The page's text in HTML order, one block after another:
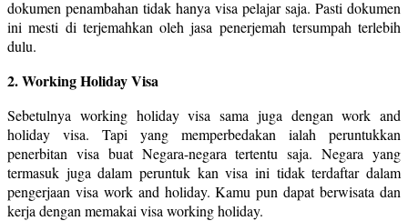
dokumen penambahan tidak hanya visa pelajar saja. Pasti dokumen
ini mesti di terjemahkan oleh jasa penerjemah tersumpah terlebih
dulu.
2. Working Holiday Visa
Sebetulnya working holiday visa sama juga dengan work and
holiday visa. Tapi yang memperbedakan ialah peruntukkan
penerbitan visa buat Negara-negara tertentu saja. Negara yang
termasuk juga dalam peruntuk kan visa ini tidak terdaftar dalam
pengerjaan visa work and holiday. Kamu pun dapat berwisata dan
kerja dengan memakai visa working holiday.